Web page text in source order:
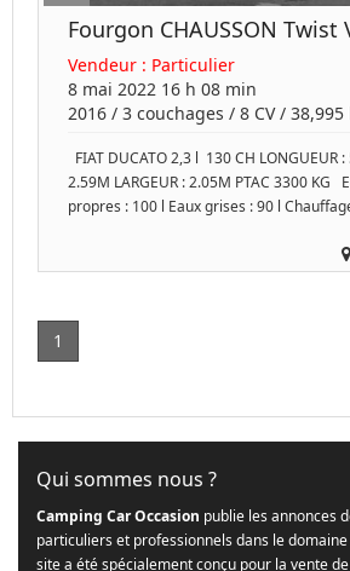
Fourgon CHAUSSON Twist
Vendeur : Particulier
8 mai 2022 16 h 08 min
2016 / 3 couchages / 8 CV / 38,995
FIAT DUCATO 2,3 l 130 CH LONGUEUR
2.59M LARGEUR : 2.05M PTAC 3300 KG
propres : 100 l Eaux grises : 90 l
1
Qui sommes nous ?
Camping Car Occasion publie les annonces
particuliers et professionnels dans le
site a été spécialement conçu pour la vente